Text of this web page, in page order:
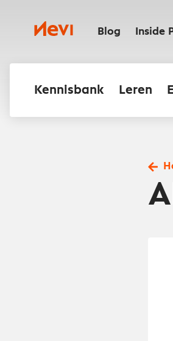
inhoudNevi Blog Inside
Kennisbank Leren